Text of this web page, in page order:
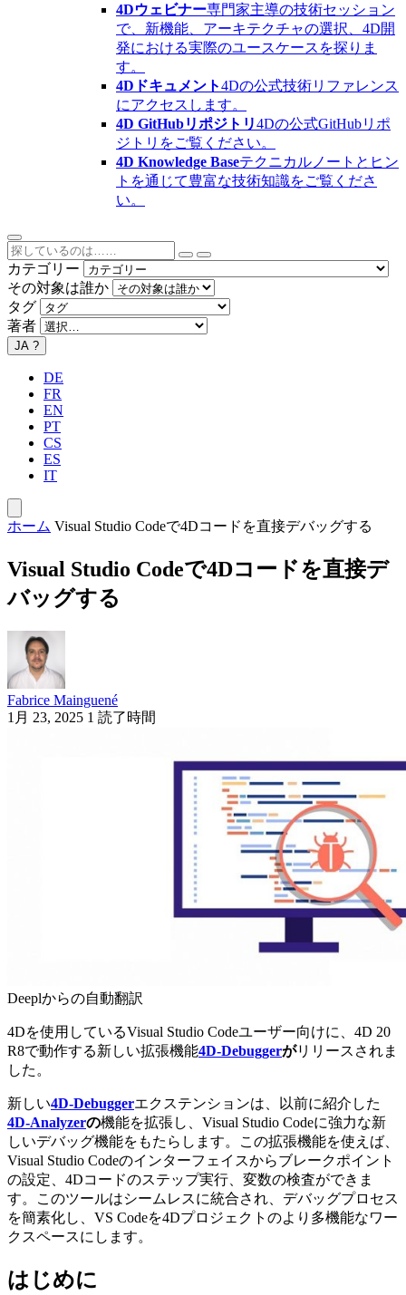
4Dウェビナー専門家主導の技術セッション
で、新機能、アーキテクチャの選択、4D開
発における実際のユースケースを探りま
す。
4Dドキュメント4Dの公式技術リファレンス
にアクセスします。
4D GitHubリポジトリ4Dの公式GitHubリポ
ジトリをご覧ください。
4D Knowledge Baseテクニカルノートとヒン
トを通じて豊富な技術知識をご覧くださ
い。
カテゴリー
その対象は誰か
タグ
著者
JA ?
DE
FR
EN
PT
CS
ES
IT
ホーム Visual Studio Codeで4Dコードを直接デバッグする
Visual Studio Codeで4Dコードを直接デ
バッグする
Fabrice Mainguené
1月 23, 2025 1 読了時間
Deeplからの自動翻訳
4Dを使用しているVisual Studio Codeユーザー向けに、4D 20
R8で動作する新しい拡張機能4D-Debuggerがリリースされま
した。
新しい4D-Debuggerエクステンションは、以前に紹介した
4D-Analyzerの機能を拡張し、Visual Studio Codeに強力な新
しいデバッグ機能をもたらします。この拡張機能を使えば、
Visual Studio Codeのインターフェイスからブレークポイント
の設定、4Dコードのステップ実行、変数の検査ができま
す。このツールはシームレスに統合され、デバッグプロセス
を簡素化し、VS Codeを4Dプロジェクトのより多機能なワー
クスペースにします。
はじめに